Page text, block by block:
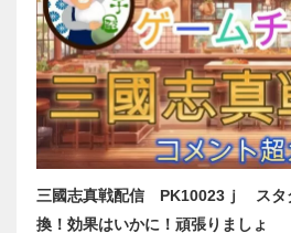
三國志真戦配信 PK10023ｊ スタ
換！効果はいかに！頑張りましょ